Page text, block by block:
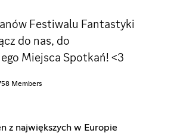
Festiwalu Fantastyki
do nas, do
Miejsca Spotkań! <3
Members
z największych w Europie